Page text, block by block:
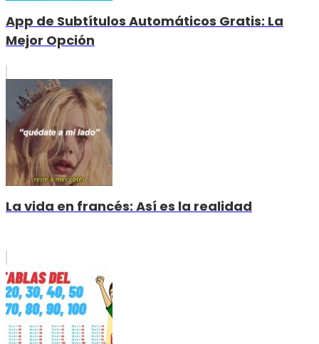
App de Subtítulos Automáticos Gratis: La
Mejor Opción
La vida en francés: Así es la realidad